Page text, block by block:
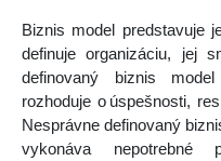
Biznis model predstavuje
definuje organizáciu, jej
definovaný biznis
rozhoduje o úspešnosti,
Nesprávne definovaný
vykonáva nepotrebné